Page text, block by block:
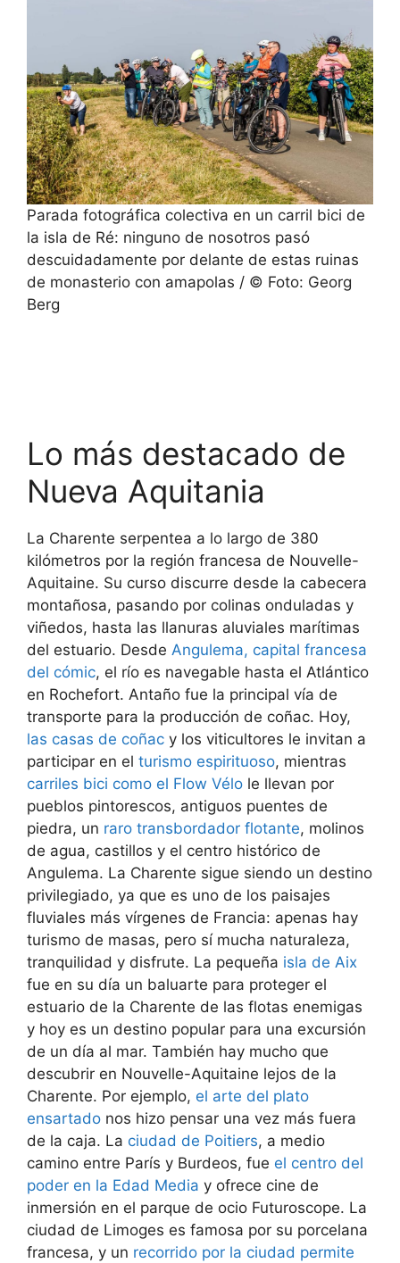
Parada fotográfica colectiva en un carril bici de
la isla de Ré: ninguno de nosotros pasó
descuidadamente por delante de estas ruinas
de monasterio con amapolas / © Foto: Georg
Berg
Lo más destacado de
Nueva Aquitania
La Charente serpentea a lo largo de 380
kilómetros por la región francesa de Nouvelle-
Aquitaine. Su curso discurre desde la cabecera
montañosa, pasando por colinas onduladas y
viñedos, hasta las llanuras aluviales marítimas
del estuario. Desde Angulema, capital francesa
del cómic, el río es navegable hasta el Atlántico
en Rochefort. Antaño fue la principal vía de
transporte para la producción de coñac. Hoy,
las casas de coñac y los viticultores le invitan a
participar en el turismo espirituoso, mientras
carriles bici como el Flow Vélo le llevan por
pueblos pintorescos, antiguos puentes de
piedra, un raro transbordador flotante, molinos
de agua, castillos y el centro histórico de
Angulema. La Charente sigue siendo un destino
privilegiado, ya que es uno de los paisajes
fluviales más vírgenes de Francia: apenas hay
turismo de masas, pero sí mucha naturaleza,
tranquilidad y disfrute. La pequeña isla de Aix
fue en su día un baluarte para proteger el
estuario de la Charente de las flotas enemigas
y hoy es un destino popular para una excursión
de un día al mar. También hay mucho que
descubrir en Nouvelle-Aquitaine lejos de la
Charente. Por ejemplo, el arte del plato
ensartado nos hizo pensar una vez más fuera
de la caja. La ciudad de Poitiers, a medio
camino entre París y Burdeos, fue el centro del
poder en la Edad Media y ofrece cine de
inmersión en el parque de ocio Futuroscope. La
ciudad de Limoges es famosa por su porcelana
francesa, y un recorrido por la ciudad permite